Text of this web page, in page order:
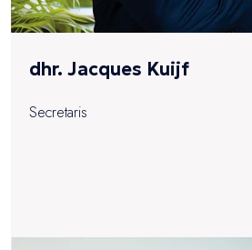
dhr. Jacques Kuijf
Secretaris